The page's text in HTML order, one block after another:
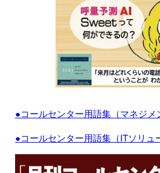
●コールセンター用語集（マネジメ
●コールセンター用語集（ITソリュ